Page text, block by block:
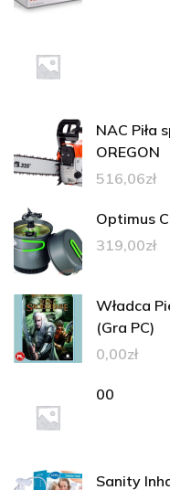
NAC Piła
OREGON
516,06zł
Optimus
319,00zł
Władca
(Gra PC)
0,00zł
00
Sanity